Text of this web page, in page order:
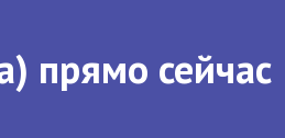
прямо сейчас